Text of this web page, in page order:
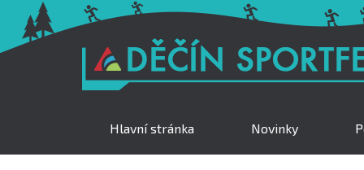
Hlavní stránka Novinky